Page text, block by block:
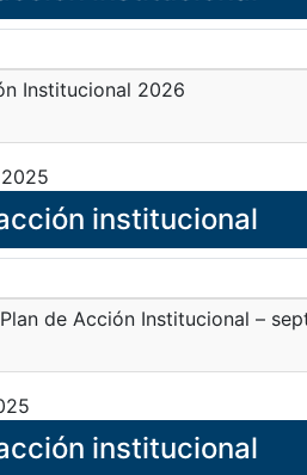
Institucional 2026
institucional
de Acción Institucional –
institucional